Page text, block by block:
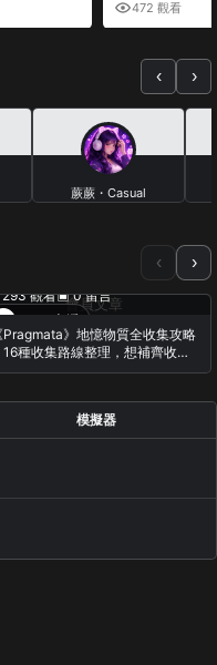
472 觀看
‹ ›
蕨蕨・Casual
‹ ›
會員文章
Game老潘
觀看▣ 0 留言
Pragmata》地憶物質全收集攻略
16種收集路線整理，想補齊收藏
玩家可以直接看這支
模擬器